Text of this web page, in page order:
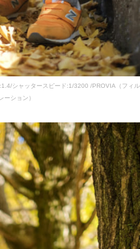
シャッタースピード:1/3200 /PROVIA（フィル
ーション）